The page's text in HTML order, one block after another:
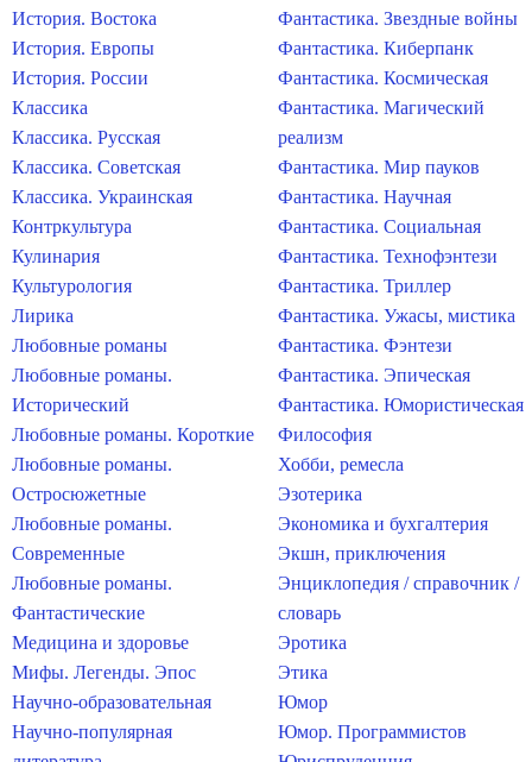
История. Востока
История. Европы
История. России
Классика
Классика. Русская
Классика. Советская
Классика. Украинская
Контркультура
Кулинария
Культурология
Лирика
Любовные романы
Любовные романы.
Исторический
Любовные романы. Короткие
Любовные романы.
Остросюжетные
Любовные романы.
Современные
Любовные романы.
Фантастические
Медицина и здоровье
Мифы. Легенды. Эпос
Научно-образовательная
Научно-популярная
Фантастика. Звездные войны
Фантастика. Киберпанк
Фантастика. Космическая
Фантастика. Магический
реализм
Фантастика. Мир пауков
Фантастика. Научная
Фантастика. Социальная
Фантастика. Технофэнтези
Фантастика. Триллер
Фантастика. Ужасы, мистика
Фантастика. Фэнтези
Фантастика. Эпическая
Фантастика. Юмористическая
Философия
Хобби, ремесла
Эзотерика
Экономика и бухгалтерия
Экшн, приключения
Энциклопедия / справочник /
словарь
Эротика
Этика
Юмор
Юмор. Программистов